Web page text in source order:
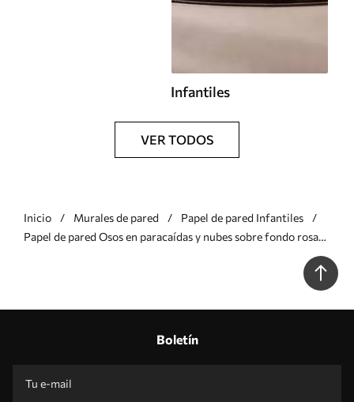
Infantiles
VER TODOS
Inicio Murales de pared
Papel de pared Infantiles
Papel de pared Osos en paracaídas y nubes sobre fondo rosa
Boletín